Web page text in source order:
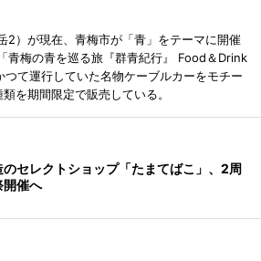
2）が現在、青梅市が「青」をテーマに開催
青梅の青を巡る旅『群青紀行』 Food＆Drink
て運行していた名物ケーブルカーをモチー
を期間限定で販売している。
のセレクトショップ「たまてばこ」、2周
開催へ